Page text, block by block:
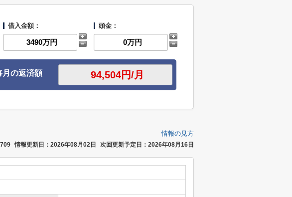
借入金額： 頭金：
月の返済額
情報の見方
情報更新日：2026年08月02日 次回更新予定日：2026年08月16日